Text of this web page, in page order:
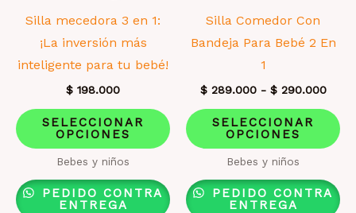
Silla mecedora 3 en 1:
¡La inversión más
inteligente para tu bebé!
$ 198.000
SELECCIONAR
OPCIONES
Este
producto
múltiples
variantes.
Bebes y niños
PEDIDO CONTRA
ENTREGA
Silla Comedor Con
Bandeja Para Bebé 2 En
1
$289.000 - $290.000
$
SELECCIONAR
OPCIONES
Bebes y niños
PEDIDO CONTRA
ENTREGA